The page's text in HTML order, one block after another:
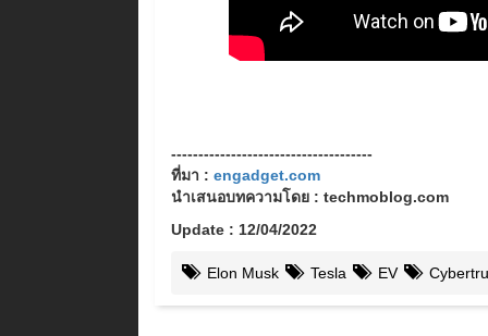
-------------------------------------
ที่มา : engadget.com
นำเสนอบทความโดย : techmoblog.com
Update : 12/04/2022
Elon Musk Tesla EV